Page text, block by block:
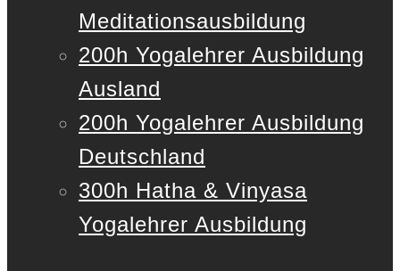
Meditationsausbildung
200h Yogalehrer Ausbildung
Ausland
200h Yogalehrer Ausbildung
Deutschland
300h Hatha & Vinyasa
Yogalehrer Ausbildung